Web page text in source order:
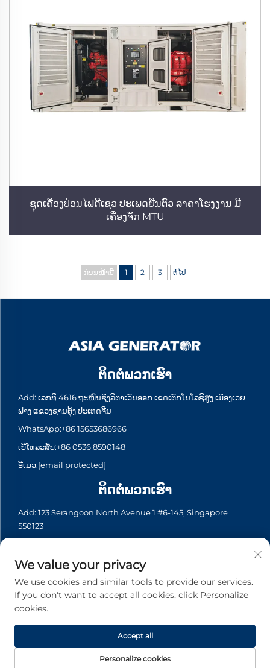
ຊຸດເຄື່ອງປ່ອນໄຟດີເຊວ ປະເພດຢືນຕົວ ລາຄາໂຮງງານ ມີ
ເຄື່ອງຈັກ MTU
ກ່ອນໜ້ານີ້ 1 2 3 ຕໍ່ໄປ
ຕິດຕໍ່ພວກເຮົາ
Add: ເລກທີ່ 4616 ຖະໜົນຊຶງລີຕາເວັນອອກ ເຂດເຕັກໂນໂລຊີສູງ ເມືອງເວຍ
ຟາງ ແຂວງຊານຕຸ້ງ ປະເທດຈີນ
WhatsApp:+86 15653686966
ເບີໂທລະສັບ:+86 0536 8590148
ອີເມວ:[email protected]
ຕິດຕໍ່ພວກເຮົາ
Add: 123 Serangoon North Avenue 1 #6-145, Singapore
550123
ເບີໂທລະສັບ:+65 6935 2033
ອີເມວ:[email protected]
ລິขະສິດ © 2026 Asia Generator Co., Ltd. ທຸກລິຂະສິດຖືກຮັກສາ. -
ນະໂຍບາຍຄວາມເປັນສ່ວນຕົວ
We value your privacy
We use cookies and similar tools to provide our services.
If you don't want to accept all cookies, click Personalize
cookies.
Personalize cookies
Accept all